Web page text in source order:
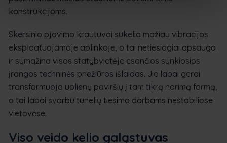
konstrukcijoms.
Skersinio pjovimo krautuvai sukelia mažiau vibracijos
eksploatuojamoje aplinkoje, o tai netiesiogiai apsaugo
ir sumažina visos statybvietėje esančios sunkiosios
įrangos techninės priežiūros išlaidas. Jie labai gerai
transformuoja uolienų paviršių į tam tikrą norimą formą,
o tai labai svarbu tunelių tiesimo darbams nestabiliose
vietovėse.
Viso veido kelio galąstuvas